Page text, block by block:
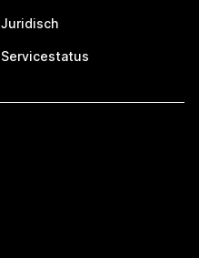
Juridisch
Servicestatus